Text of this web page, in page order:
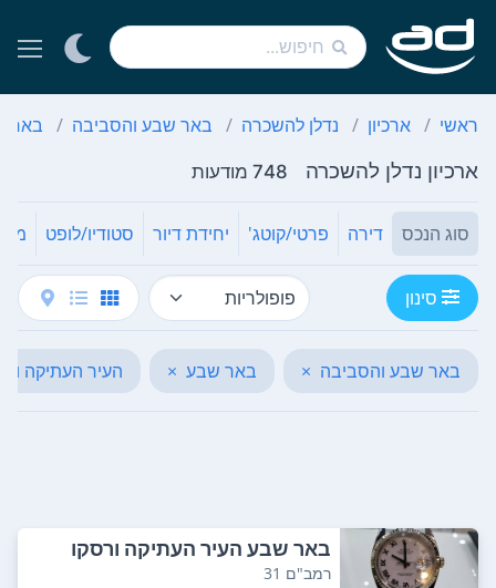
ראשי ארכיון נדלן להשכרה באר שבע והסביבה באר
ארכיון נדלן להשכרה 748 מודעות
סוג הנכס דירה פרטי/קוטג' יחידת דיור סטודיו/לופט
סינון
באר שבע והסביבה × באר שבע × העיר העתיקה
באר שבע העיר העתיקה ורסקו
רמב"ם 31